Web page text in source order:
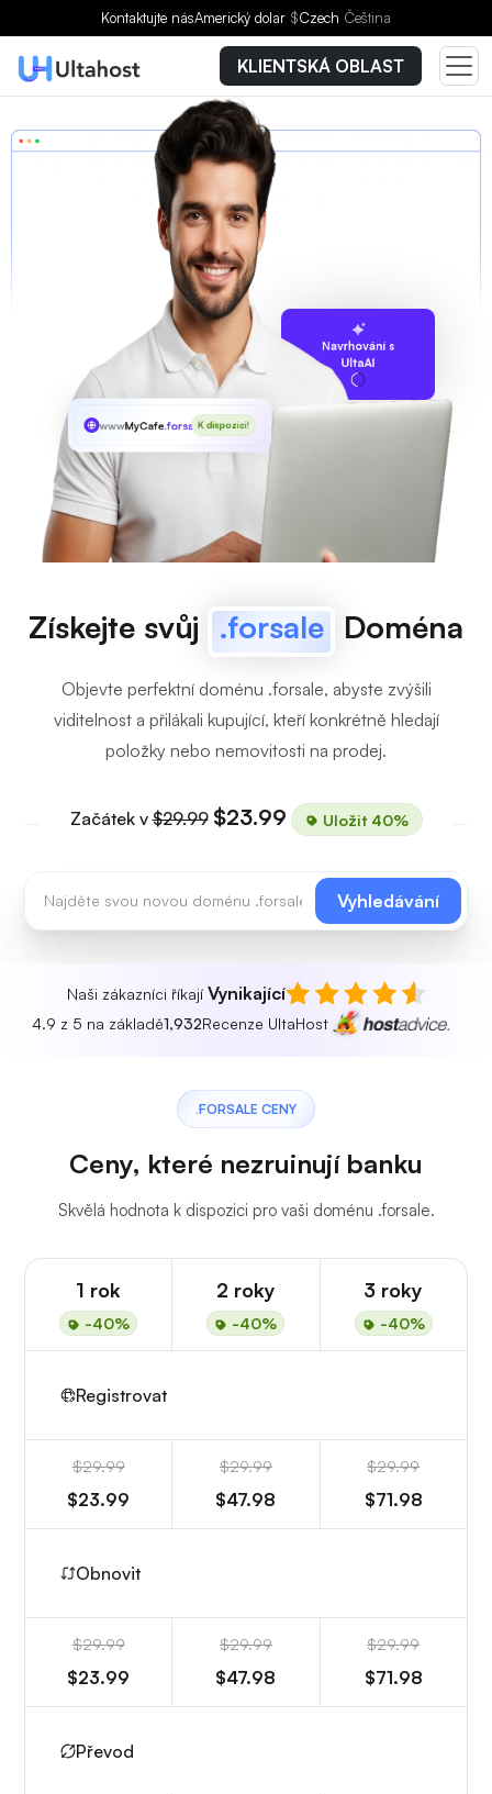
Kontaktujte násAmerický dolar $Czech Čeština
KLIENTSKÁ OBLAST
Navrhování s
UltaAI
wwwMyCafe.forsaleK dispozici!
Získejte svůj .forsale Doména
Objevte perfektní doménu .forsale, abyste zvýšili
viditelnost a přilákali kupující, kteří konkrétně hledají
položky nebo nemovitosti na prodej.
Začátek v$29.99 $23.99 Uložit 40%
Vyhledávání
Naši zákazníci říkají Vynikající
4.9 z 5 na základě1,932Recenze UltaHost
.FORSALE CENY
Ceny, které nezruinují banku
Skvělá hodnota k dispozici pro vaši doménu .forsale.
1 rok
-40%
2 roky
-40%
3 roky
-40%
Registrovat
$29.99
$23.99
$29.99
$47.98
$29.99
$71.98
Obnovit
$29.99
$23.99
$29.99
$47.98
$29.99
$71.98
Převod